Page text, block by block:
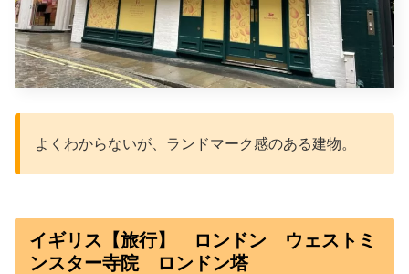
よくわからないが、ランドマーク感のある建物。
イギリス【旅行】 ロンドン ウェストミ
ンスター寺院 ロンドン塔